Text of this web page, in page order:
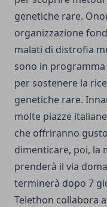
genetiche rare.
organizzazione
malati di distrofia
sono in
per sostenere la
genetiche rare.
molte piazze
che offriranno
dimenticare, poi, la
prenderà il via
terminerà dopo 7
Telethon collabora